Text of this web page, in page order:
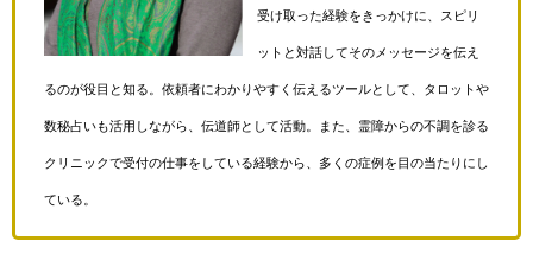
受け取った経験をきっかけに、スピリ
ットと対話してそのメッセージを伝え
るのが役目と知る。依頼者にわかりやすく伝えるツールとして、タロットや
数秘占いも活用しながら、伝道師として活動。また、霊障からの不調を診る
クリニックで受付の仕事をしている経験から、多くの症例を目の当たりにし
ている。